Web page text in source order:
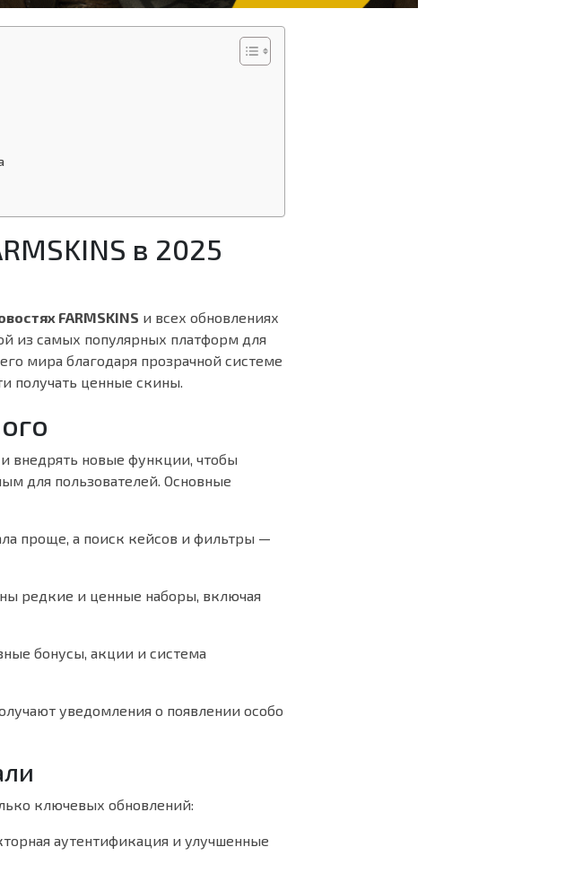
в 2025
FARMSKINS и всех обновлениях
из самых популярных платформ для
мира благодаря прозрачной системе
получать ценные скины.
внедрять новые функции, чтобы
для пользователей. Основные
проще, а поиск кейсов и фильтры —
редкие и ценные наборы, включая
бонусы, акции и система
уведомления о появлении особо
ключевых обновлений:
аутентификация и улучшенные